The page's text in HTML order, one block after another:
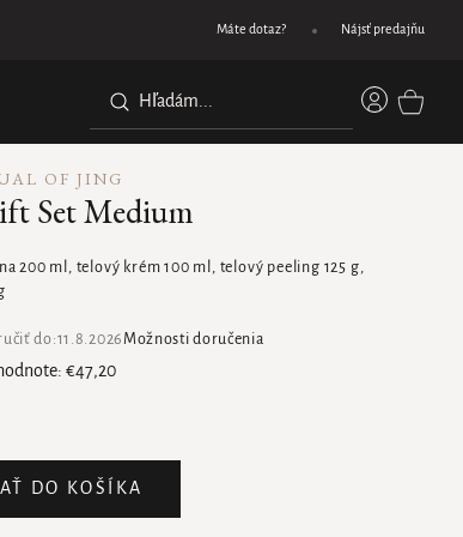
Darček pri nákupe nad 45 €
Máte dotaz? Nájsť predajňu
OF JING
Set Medium
do:11.8.2026Možnosti doručenia
DO KOŠÍKA
200 ml, telový krém 100 ml, telový peeling 125 g,
€47,20